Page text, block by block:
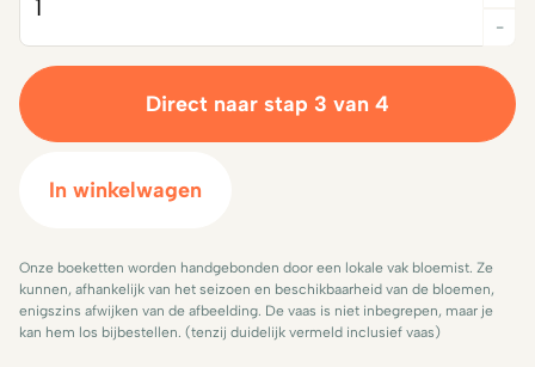
-
Direct naar stap 3 van 4
In winkelwagen
Onze boeketten worden handgebonden door een lokale vak bloemist. Ze
kunnen, afhankelijk van het seizoen en beschikbaarheid van de bloemen,
enigszins afwijken van de afbeelding. De vaas is niet inbegrepen, maar je
kan hem los bijbestellen. (tenzij duidelijk vermeld inclusief vaas)